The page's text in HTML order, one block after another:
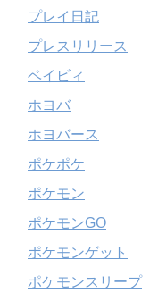
プレイ日記
プレスリリース
ベイビィ
ホヨバ
ホヨバース
ポケポケ
ポケモン
ポケモンGO
ポケモンゲット
ポケモンスリープ